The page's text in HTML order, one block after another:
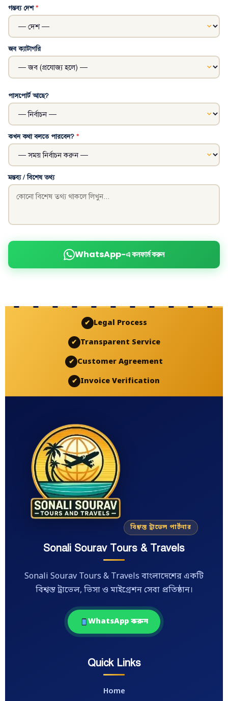
গন্তব্য দেশ*
জব ক্যাটাগরি
পাসপোর্ট আছে?
কখন কথা বলতে পারবেন? *
মন্তব্য / বিশেষ তথ্য
WhatsApp-এ কনফার্ম করুন
✔ Legal Process
✔ Transparent Service
✔ Customer Agreement
✔ Invoice Verification
বিশ্বস্ত ট্রাভেল পার্টনার
Sonali Sourav Tours & Travels
Sonali Sourav Tours & Travels বাংলাদেশের একটি
বিশ্বস্ত ট্রাভেল, ভিসা ও মাইগ্রেশন সেবা প্রতিষ্ঠান।
WhatsApp করুন
Quick Links
Home